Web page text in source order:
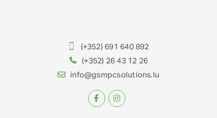
(+352) 691 640 892
(+352) 26 43 12 26
info@gsmpcsolutions.lu